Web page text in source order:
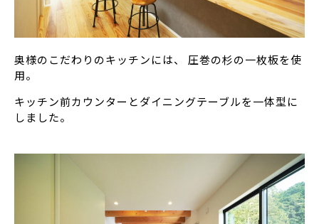
奥様のこだわりのキッチンには、 圧巻の杉の一枚板を使
用。
キッチン前カウンターとダイニングテーブルを一体型に
しました。